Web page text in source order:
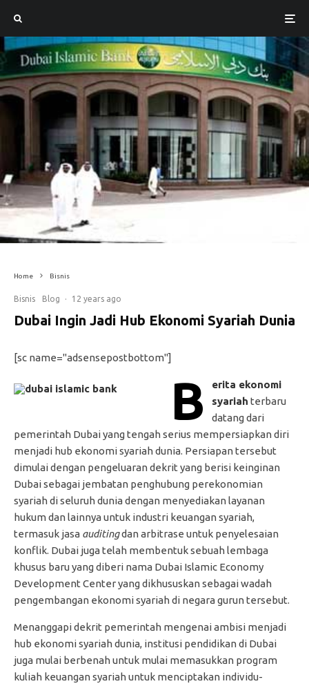
Home Bisnis
Bisnis Blog · 12 years ago
Dubai Ingin Jadi Hub Ekonomi Syariah Dunia
[sc name="adsensepostbottom"]
B
erita ekonomi
syariah terbaru
datang dari
pemerintah Dubai yang tengah serius mempersiapkan diri
menjadi hub ekonomi syariah dunia. Persiapan tersebut
dimulai dengan pengeluaran dekrit yang berisi keinginan
Dubai sebagai jembatan penghubung perekonomian
syariah di seluruh dunia dengan menyediakan layanan
hukum dan lainnya untuk industri keuangan syariah,
termasuk jasa auditingdan arbitrase untuk penyelesaian
konflik. Dubai juga telah membentuk sebuah lembaga
khusus baru yang diberi nama Dubai Islamic Economy
Development Center yang dikhususkan sebagai wadah
pengembangan ekonomi syariah di negara gurun tersebut.
Menanggapi dekrit pemerintah mengenai ambisi menjadi
hub ekonomi syariah dunia, institusi pendidikan di Dubai
juga mulai berbenah untuk mulai memasukkan program
kuliah keuangan syariah untuk menciptakan individu-